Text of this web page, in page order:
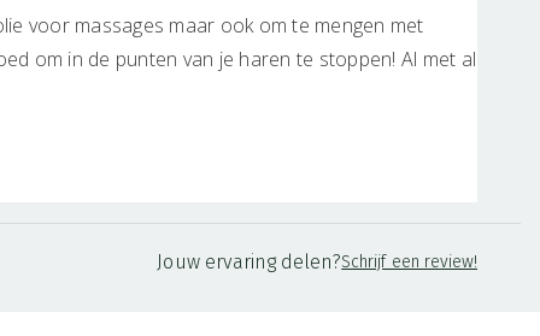
voor massages maar ook om te mengen met
om in de punten van je haren te stoppen! Al met al
musthave!
Jouw ervaring delen?Schrijf een review!